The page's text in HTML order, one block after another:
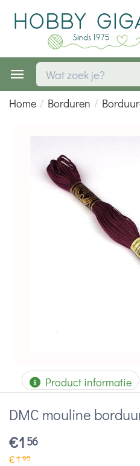
Home / Borduren /
Product informatie
DMC mouline
€1 56
€195